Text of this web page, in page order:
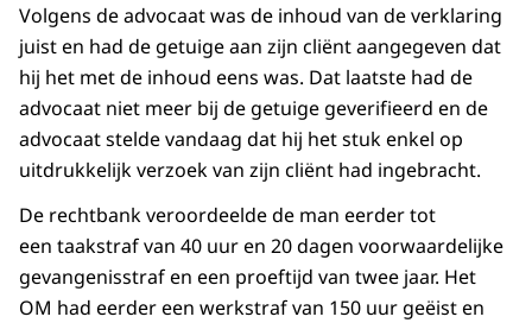
Volgens de advocaat was de inhoud van de verklaring
juist en had de getuige aan zijn cliënt aangegeven dat
hij het met de inhoud eens was. Dat laatste had de
advocaat niet meer bij de getuige geverifieerd en de
advocaat stelde vandaag dat hij het stuk enkel op
uitdrukkelijk verzoek van zijn cliënt had ingebracht.
De rechtbank veroordeelde de man eerder tot
een taakstraf van 40 uur en 20 dagen voorwaardelijke
gevangenisstraf en een proeftijd van twee jaar. Het
OM had eerder een werkstraf van 150 uur geëist en